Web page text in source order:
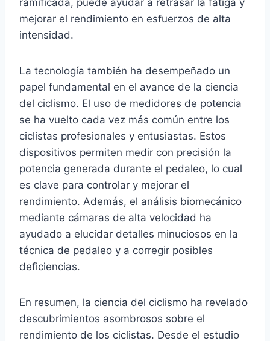
mejorar el rendimiento en esfuerzos de alta
intensidad.
La tecnología también ha desempeñado un
papel fundamental en el avance de la ciencia
del ciclismo. El uso de medidores de potencia
se ha vuelto cada vez más común entre los
ciclistas profesionales y entusiastas. Estos
dispositivos permiten medir con precisión la
potencia generada durante el pedaleo, lo cual
es clave para controlar y mejorar el
rendimiento. Además, el análisis biomecánico
mediante cámaras de alta velocidad ha
ayudado a elucidar detalles minuciosos en la
técnica de pedaleo y a corregir posibles
deficiencias.
En resumen, la ciencia del ciclismo ha revelado
descubrimientos asombrosos sobre el
rendimiento de los ciclistas. Desde el estudio